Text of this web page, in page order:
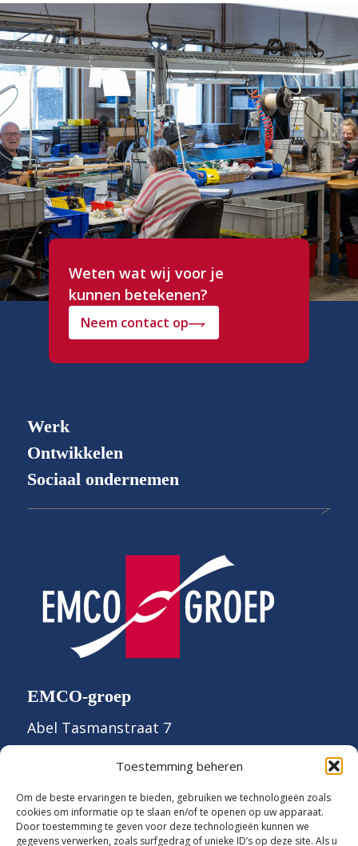
Toestemming beheren
Om de beste ervaringen te bieden, gebruiken we technologieën zoals
cookies om informatie op te slaan en/of te openen op uw apparaat.
Door toestemming te geven voor deze technologieën kunnen we
gegevens verwerken, zoals surfgedrag of unieke ID’s op deze site. Als u
Weten wat wij voor je
kunnen betekenen?
Neem contact op
Werk
Ontwikkelen
Sociaal ondernemen
EMCO-groep
Abel Tasmanstraat 7
7821 AN Emmen
0591 - 636 600